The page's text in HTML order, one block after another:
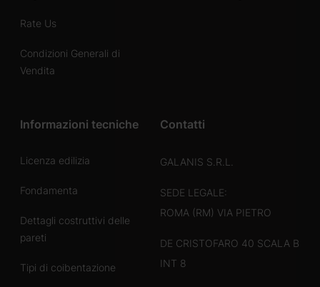
Rate Us
Condizioni Generali di
Vendita
Informazioni tecniche
Licenza edilizia
Fondamenta
Dettagli costruttivi delle
pareti
Tipi di coibentazione
Contatti
GALANIS S.R.L.
SEDE LEGALE:
ROMA (RM) VIA PIETRO
DE CRISTOFARO 40 SCALA B
INT 8